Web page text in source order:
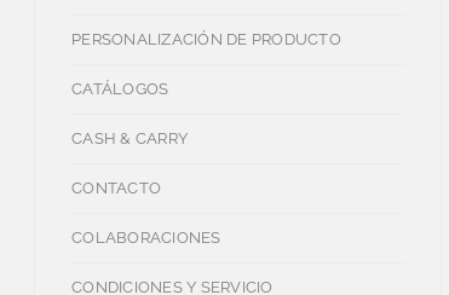
PERSONALIZACIÓN DE PRODUCTO
CATÁLOGOS
CASH & CARRY
CONTACTO
COLABORACIONES
CONDICIONES Y SERVICIO